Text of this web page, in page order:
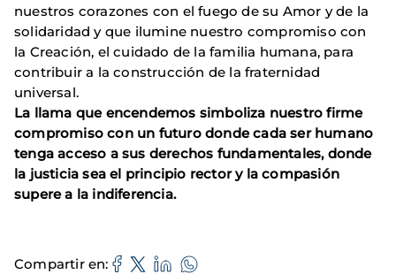
nuestros corazones con el fuego de su Amor y de la
solidaridad y que ilumine nuestro compromiso con
la Creación, el cuidado de la familia humana, para
contribuir a la construcción de la fraternidad
universal.
La llama que encendemos simboliza nuestro firme
compromiso con un futuro donde cada ser humano
tenga acceso a sus derechos fundamentales, donde
la justicia sea el principio rector y la compasión
supere a la indiferencia.
Compartir en